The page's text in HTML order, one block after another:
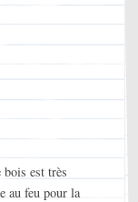
est très
au feu pour la